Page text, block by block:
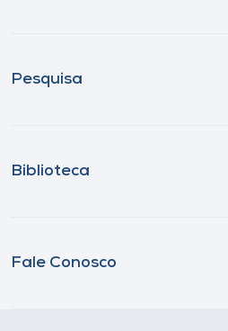
Pesquisa
Biblioteca
Fale Conosco